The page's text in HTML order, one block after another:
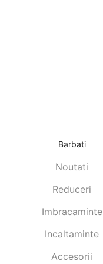
Barbati
Noutati
Reduceri
Imbracaminte
Incaltaminte
Accesorii